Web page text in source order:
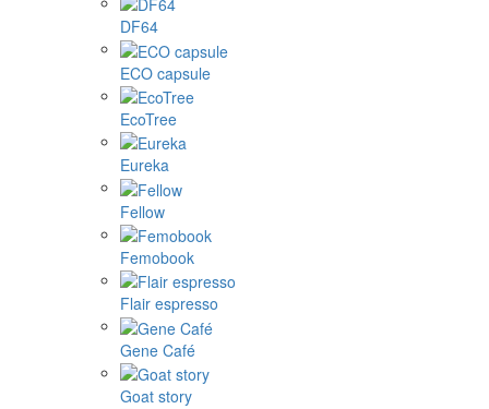
DF64
ECO capsule
EcoTree
Eureka
Fellow
Femobook
Flair espresso
Gene Café
Goat story